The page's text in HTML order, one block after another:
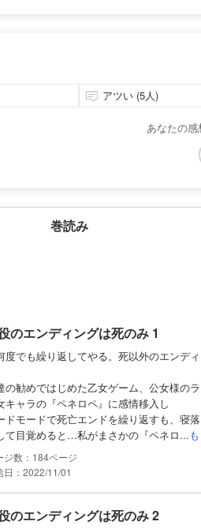
アツい (5人)
あなたの感
巻読み
のエンディングは死のみ 1
度でも繰り返してやる。死以外のエンデ
の勧めではじめた乙女ゲーム、公女様の
キャラの『ペネロペ』に感情移入し
ドモードで死亡エンドを繰り返すも、寝落
て目覚めると…私がまさかの『ペネロ...
184
日：2022/11/01
のエンディングは死のみ 2